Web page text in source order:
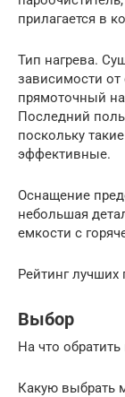
прилагается в
Тип нагрева.
зависимости от
прямоточный
Последний
поскольку
эффективные.
Оснащение
небольшая
емкости с
Рейтинг лучших
Выбор
На что
Какую выбрать